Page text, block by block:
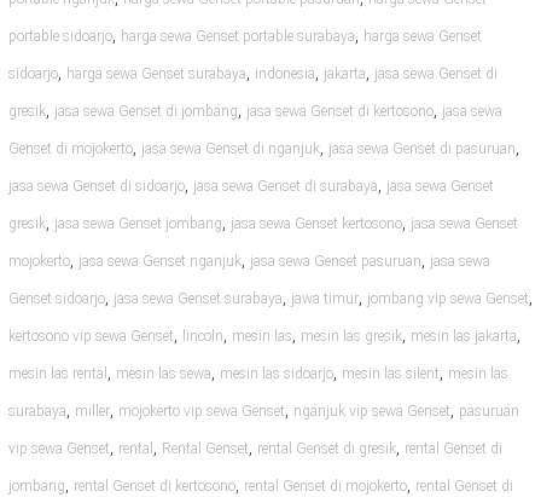
portable sidoarjo, harga sewa Genset portable surabaya, harga sewa Genset
sidoarjo, harga sewa Genset surabaya, indonesia, jakarta, jasa sewa Genset di
gresik, jasa sewa Genset di jombang, jasa sewa Genset di kertosono, jasa sewa
Genset di mojokerto, jasa sewa Genset di nganjuk, jasa sewa Genset di pasuruan,
jasa sewa Genset di sidoarjo, jasa sewa Genset di surabaya, jasa sewa Genset
gresik, jasa sewa Genset jombang, jasa sewa Genset kertosono, jasa sewa Genset
mojokerto, jasa sewa Genset nganjuk, jasa sewa Genset pasuruan, jasa sewa
Genset sidoarjo, jasa sewa Genset surabaya, jawa timur, jombang vip sewa Genset,
kertosono vip sewa Genset, lincoln, mesin las, mesin las gresik, mesin las jakarta,
mesin las rental , mesin las sewa, mesin las sidoarjo, mesin las silent, mesin las
surabaya, miller, mojokerto vip sewa Genset, nganjuk vip sewa Genset, pasuruan
vip sewa Genset, rental , Rental Genset, rental Genset di gresik, rental Genset di
jombang, rental Genset di kertosono, rental Genset di mojokerto, rental Genset di